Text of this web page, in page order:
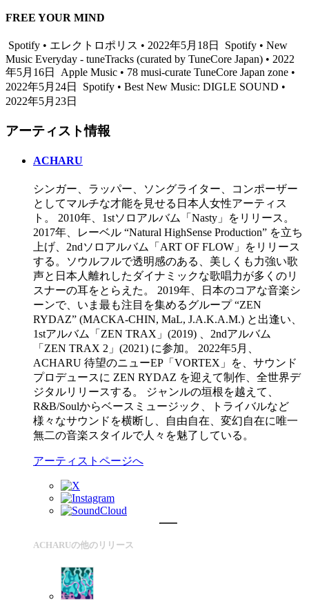
FREE YOUR MIND
Spotify • エレクトロポリス • 2022年5月18日
Spotify • New
Music Everyday - tuneTracks (curated by TuneCore Japan) • 2022
年5月16日
Apple Music • 78 musi-curate TuneCore Japan zone •
2022年5月24日
Spotify • Best New Music: DIGLE SOUND •
2022年5月23日
アーティスト情報
ACHARU
シンガー、ラッパー、ソングライター、コンポーザー
としてマルチな才能を見せる日本人女性アーティス
ト。 2010年、1stソロアルバム「Nasty」をリリース。
2017年、レーベル “Natural HighSense Production” を立ち
上げ、2ndソロアルバム「ART OF FLOW」をリリース
する。ソウルフルで透明感のある、美しくも力強い歌
声と日本人離れしたダイナミックな歌唱力が多くのリ
スナーの耳をとらえた。 2019年、日本のコアな音楽シ
ーンで、いま最も注目を集めるグループ “ZEN
RYDAZ” (MACKA-CHIN, MaL, J.A.K.A.M.) と出逢い、
1stアルバム「ZEN TRAX」(2019) 、2ndアルバム
「ZEN TRAX 2」(2021) に参加。 2022年5月、
ACHARU 待望のニューEP「VORTEX」を、サウンド
プロデュースに ZEN RYDAZ を迎えて制作、全世界デ
ジタルリリースする。 ジャンルの垣根を越えて、
R&B/Soulからベースミュージック、トライバルなど
様々なサウンドを横断し、自由自在、変幻自在に唯一
無二の音楽スタイルで人々を魅了している。
アーティストページへ
ACHARUの他のリリース